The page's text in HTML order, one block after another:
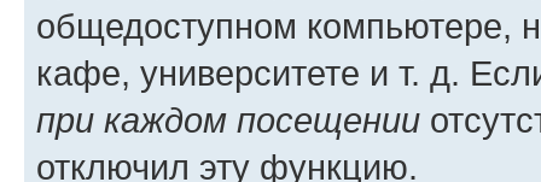
общедоступном компьютере,
кафе, университете и т. д.
при каждом посещении
отключил эту функцию.